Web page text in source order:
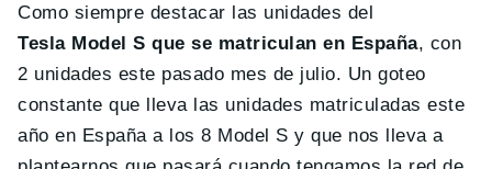
Como siempre destacar las unidades del
Tesla Model S que se matriculan en España, con
2 unidades este pasado mes de julio. Un goteo
constante que lleva las unidades matriculadas este
año en España a los 8 Model S y que nos lleva a